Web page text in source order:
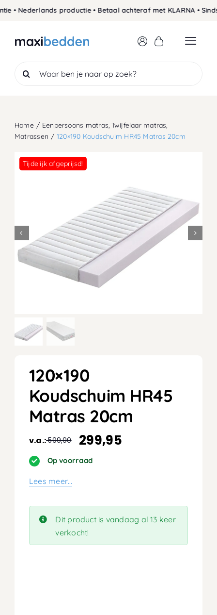
productie • Betaal achteraf met KLARNA • Sinds
Search
for:
Home Eenpersoons matras Twijfelaar matras
Matrassen
120×190 Koudschuim HR45 Matras 20cm
Tijdelijk afgeprijsd!
120×190
Koudschuim HR45
Matras 20cm
v.a.:599,90
Oorspronkelijke
prijs
was:
599,90.
299,95
Huidige
prijs
is:
299,95.
Op voorraad
Lees meer…
Dit product is vandaag al 13 keer
verkocht!